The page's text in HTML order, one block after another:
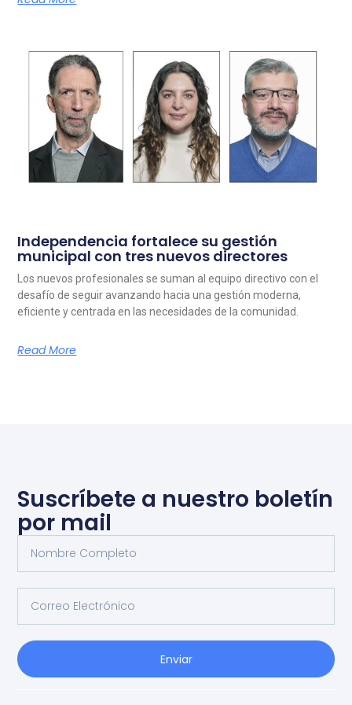
Independencia fortalece su gestión
municipal con tres nuevos directores
Los nuevos profesionales se suman al equipo directivo con el
desafío de seguir avanzando hacia una gestión moderna,
eficiente y centrada en las necesidades de la comunidad.
Read More
Suscríbete a nuestro boletín
por mail
Enviar